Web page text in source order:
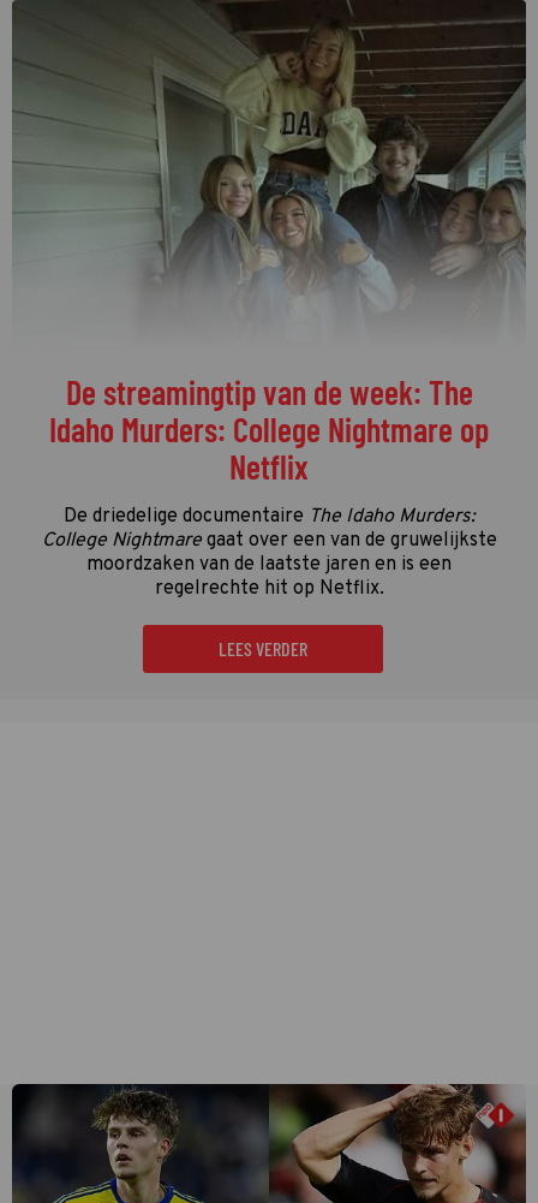
De streamingtip van de week: The
Idaho Murders: College Nightmare op
Netflix
De driedelige documentaire The Idaho Murders:
College Nightmaregaat over een van de gruwelijkste
moordzaken van de laatste jaren en is een
regelrechte hit op Netflix.
LEES VERDER